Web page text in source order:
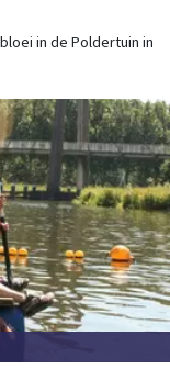
in de Poldertuin in